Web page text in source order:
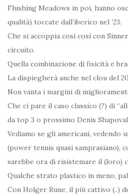
Flushing Meadows in poi, hanno
qualità) toccate dall’iberico nel ’23.
Che si accoppia così così con
circuito.
Quella combinazione di fisicità e
La dispiegherà anche nel clou del
Non vanta i margini di
Che ci pare il caso classico (?) di
da top 3 o prossimo Denis
Vediamo se gli americani, vedendo
(power tennis quasi samprasiano),
sarebbe ora di risistemare il (loro)
Qualche strato plastico in meno,
Con Holger Rune, il più cattivo (..)